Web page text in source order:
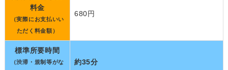
料金
（実際にお支払いい
ただく料金額）
680円
標準所要時間
（渋滞・規制等がな
約35分